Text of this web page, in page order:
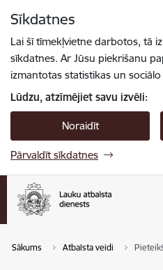
Sīkdatnes
Lai šī tīmekļvietne darbotos, tā
sīkdatnes. Ar Jūsu piekrišanu
izmantotas statistikas un
Lūdzu, atzīmējiet savu izvēli:
Noraidīt
Pārvaldīt sīkdatnes
Sākums Atbalsta veidi